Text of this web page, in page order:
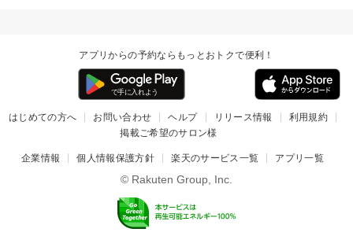
アプリからの予約ならもっとおトクで便利！
はじめての方へ お問い合わせ ヘルプ リリース情報
利用規約
掲載ご希望のサロン様
企業情報 個人情報保護方針 楽天のサービス一覧 アプリ一覧
© Rakuten Group, Inc.